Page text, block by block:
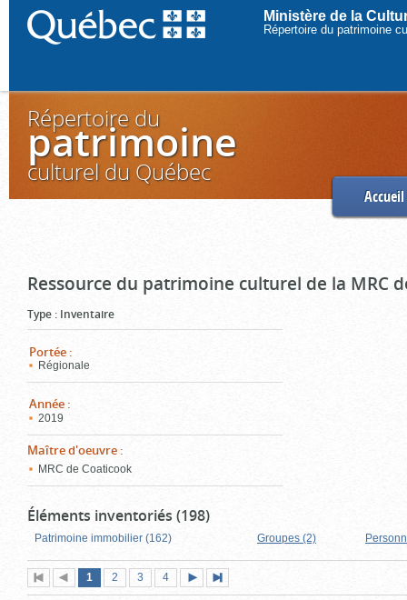
Ministère de la
Répertoire du patrimoine
Répertoire du
patrimoine
culturel du Québec
Accueil
Ressource du patrimoine culturel de la MRC
Type : Inventaire
Portée :
Régionale
Année :
2019
Maître d'oeuvre :
MRC de Coaticook
Éléments inventoriés (198)
Patrimoine immobilier (162) Groupes (2)
Première
page
Page
précédente
Page
1 (page
actuelle)
Page
2 Page
3 Page
4
suivante
page